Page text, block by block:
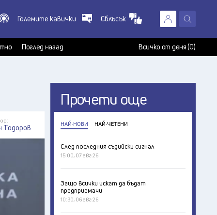
X
Големите кавички Сблъсък
Поглед назад Всичко от деня (0)
Тодоров
Прочети още
НАЙ-НОВИ НАЙ-ЧЕТЕНИ
След последния съдийски сигнал
15:00, 07 авг 26
Защо всички искат да бъдат
предприемачи
10:30, 06 авг 26